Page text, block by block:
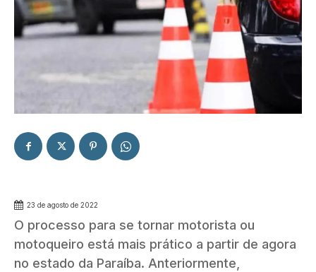
23 de agosto de 2022
O processo para se tornar motorista ou
motoqueiro está mais prático a partir de agora
no estado da Paraíba. Anteriormente,